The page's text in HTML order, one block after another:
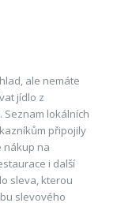
ale nemáte
jídlo z
lokálních
připojily
nákup na
i další
sleva, kterou
slevového